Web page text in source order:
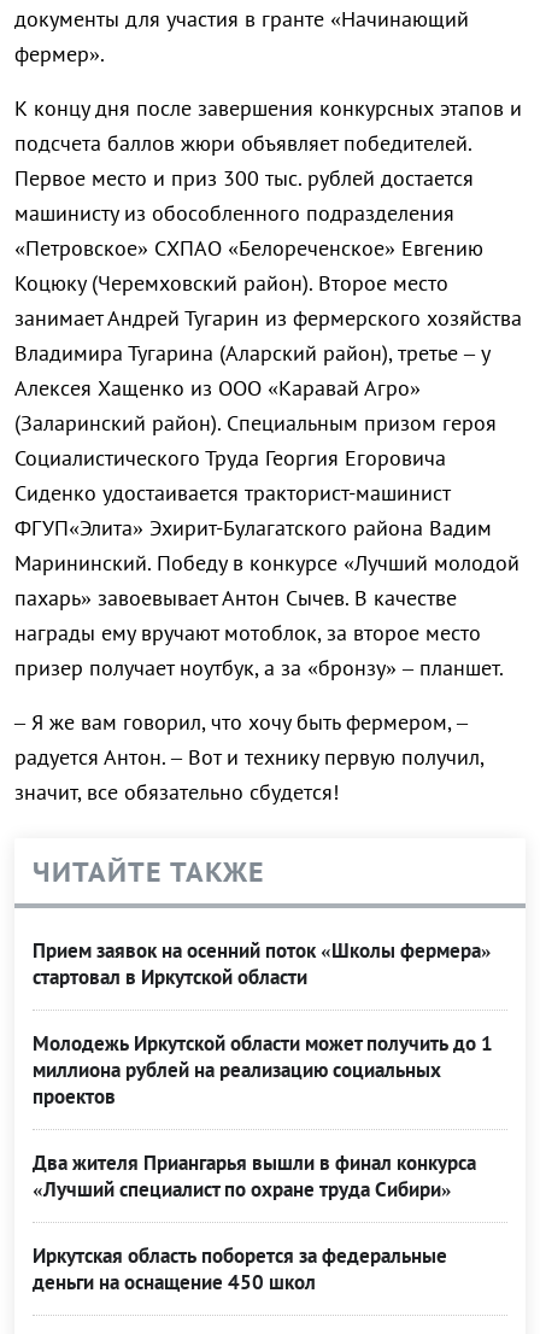
документы для участия в гранте «Начинающий
фермер».
К концу дня после завершения конкурсных этапов и
подсчета баллов жюри объявляет победителей.
Первое место и приз 300 тыс. рублей достается
машинисту из обособленного подразделения
«Петровское» СХПАО «Белореченское» Евгению
Коцюку (Черемховский район). Второе место
занимает Андрей Тугарин из фермерского хозяйства
Владимира Тугарина (Аларский район), третье – у
Алексея Хащенко из ООО «Каравай Агро»
(Заларинский район). Специальным призом героя
Социалистического Труда Георгия Егоровича
Сиденко удостаивается тракторист-машинист
ФГУП«Элита» Эхирит-Булагатского района Вадим
Марининский. Победу в конкурсе «Лучший молодой
пахарь» завоевывает Антон Сычев. В качестве
награды ему вручают мотоблок, за второе место
призер получает ноутбук, а за «бронзу» – планшет.
– Я же вам говорил, что хочу быть фермером, –
радуется Антон. – Вот и технику первую получил,
значит, все обязательно сбудется!
ЧИТАЙТЕ ТАКЖЕ
Прием заявок на осенний поток «Школы фермера»
стартовал в Иркутской области
Молодежь Иркутской области может получить до 1
миллиона рублей на реализацию социальных
проектов
Два жителя Приангарья вышли в финал конкурса
«Лучший специалист по охране труда Сибири»
Иркутская область поборется за федеральные
деньги на оснащение 450 школ